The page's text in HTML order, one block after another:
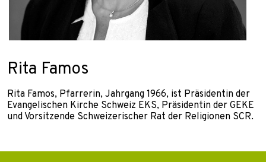
Rita Famos
Rita Famos, Pfarrerin, Jahrgang 1966, ist Präsidentin der
Evangelischen Kirche Schweiz EKS, Präsidentin der GEKE
und Vorsitzende Schweizerischer Rat der Religionen SCR.